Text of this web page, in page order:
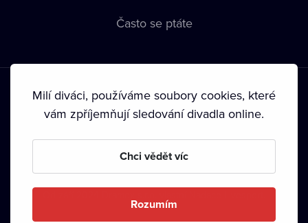
Často se ptáte
Podmínky používání • Ochrana soukromí • Zásady používání
• Autorská práva•
Milí diváci, používáme soubory cookies, které
vám zpříjemňují sledování divadla online.
Chci vědět víc
Rozumím